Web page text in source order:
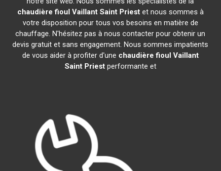
chaudière fioul Vaillant Saint Priestet nous sommes à
votre disposition pour tous vos besoins en matière de
chauffage. N'hésitez pas à nous contacter pour obtenir un
devis gratuit et sans engagement. Nous sommes impatients
de vous aider à profiter d'une chaudière fioul Vaillant
Saint Priestperformante et